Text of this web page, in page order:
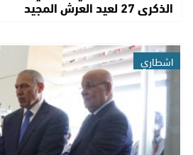
الذكرى 27 لعيد العرش المجيد
اشطاري